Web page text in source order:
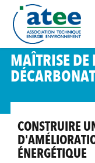
Aller
contenu
principal
MAÎTRISE DE
CONSTRUIRE
ÉNERGÉTIQUE
Panneau de gestion des